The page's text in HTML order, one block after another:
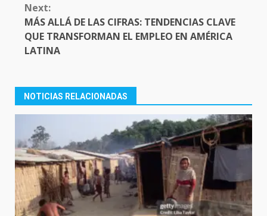
Next:
MÁS ALLÁ DE LAS CIFRAS: TENDENCIAS CLAVE
QUE TRANSFORMAN EL EMPLEO EN AMÉRICA
LATINA
NOTICIAS RELACIONADAS